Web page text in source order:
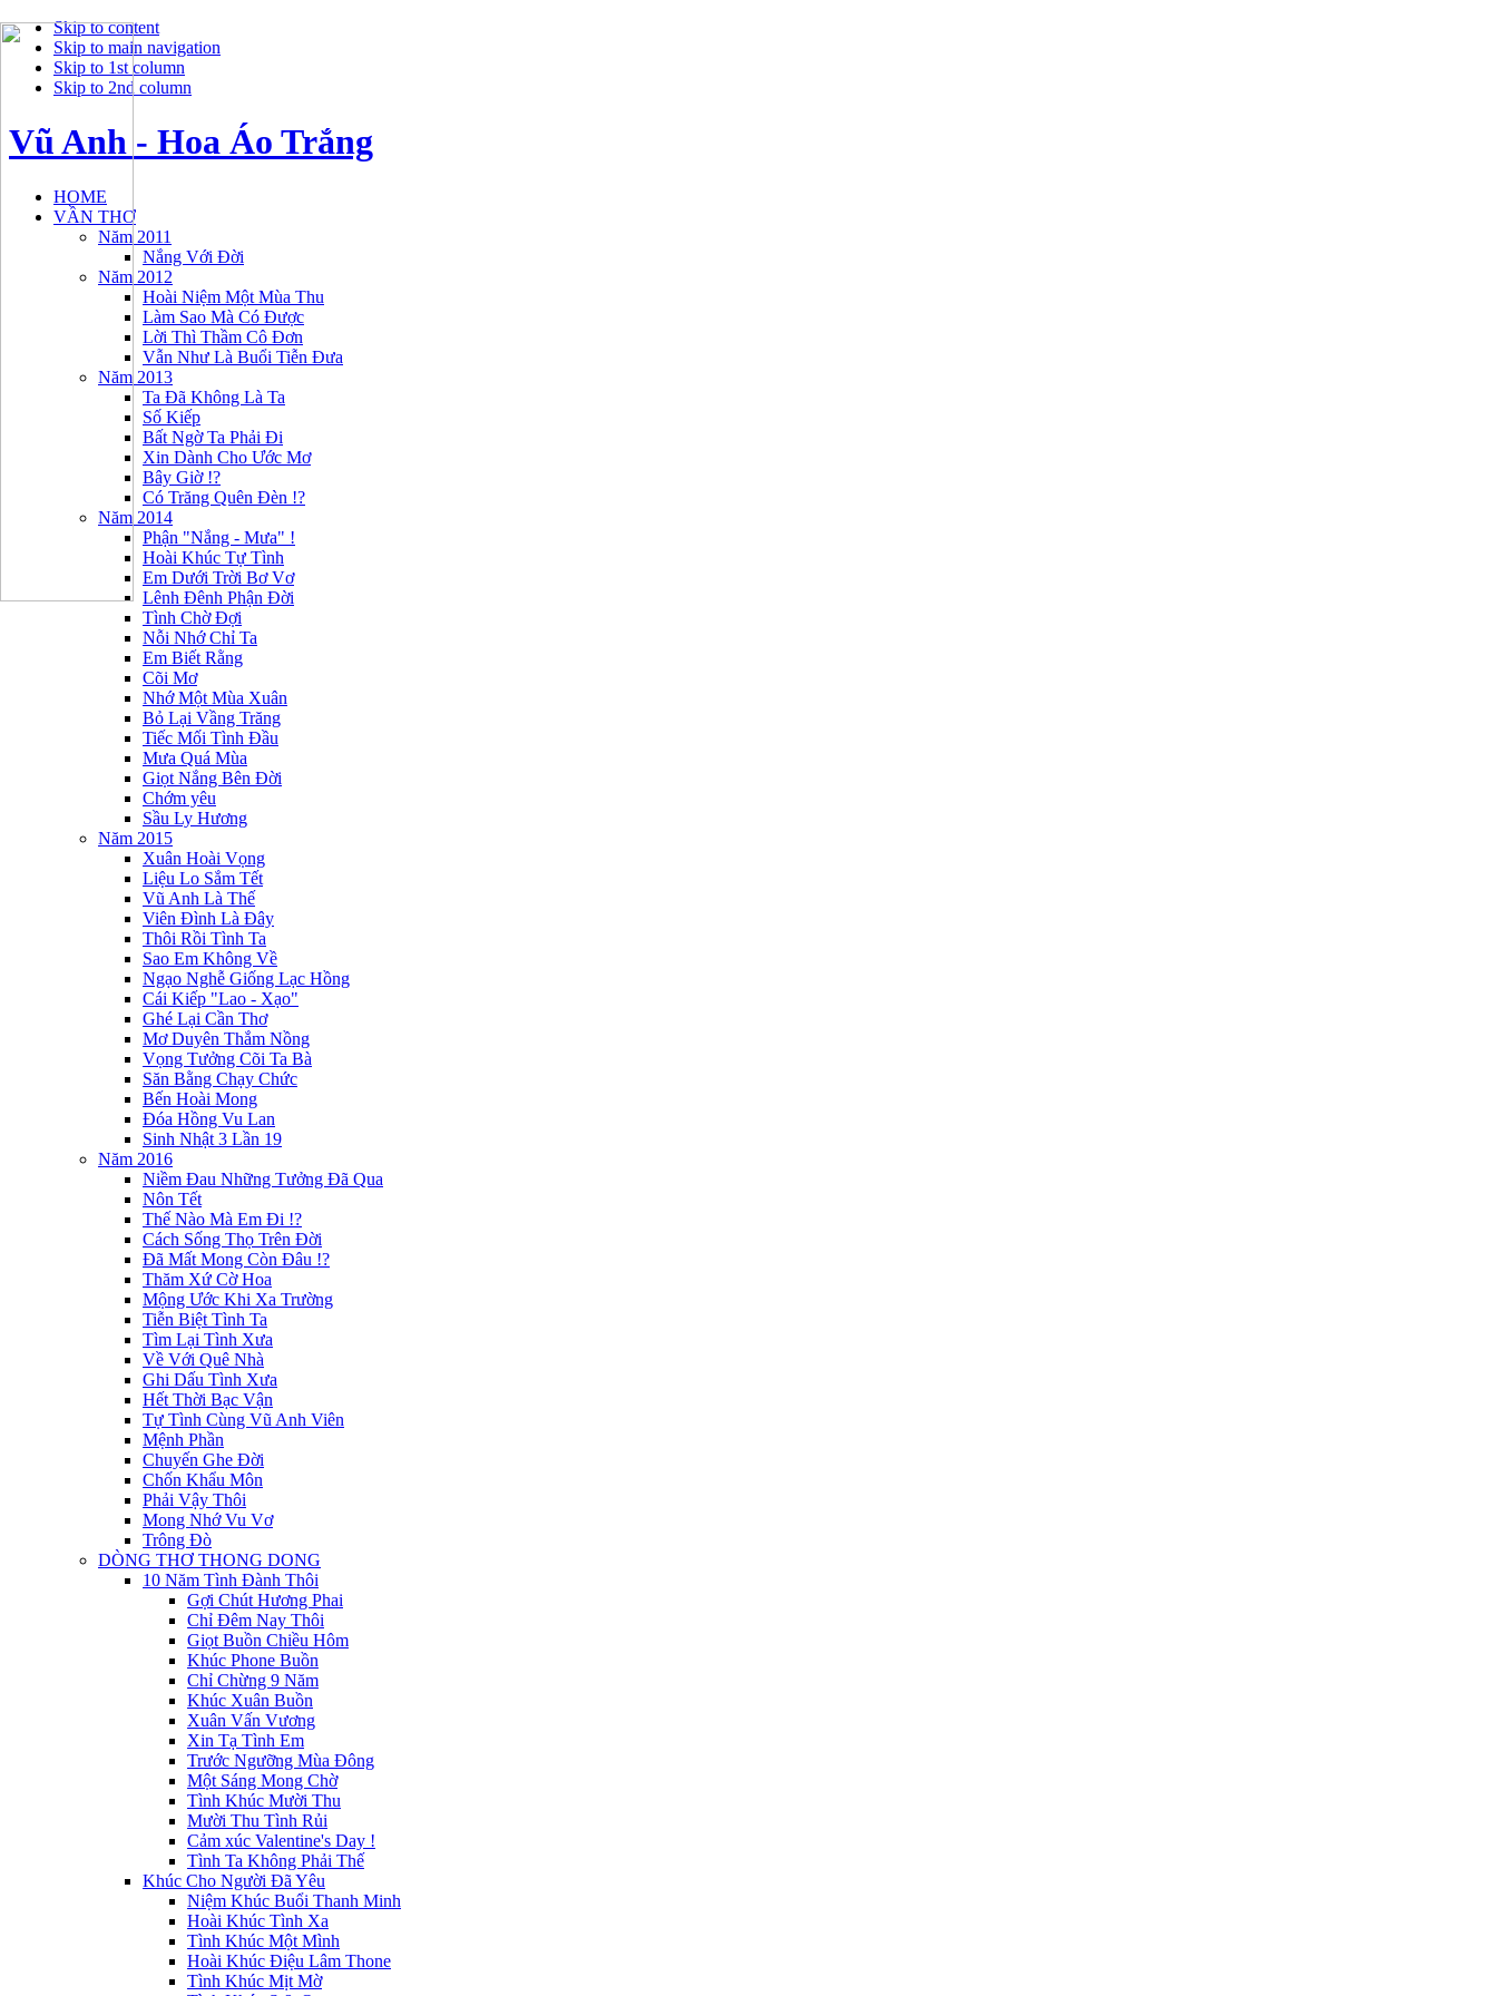
Skip to content
Skip to main navigation
Skip to 1st column
Skip to 2nd column
Vũ Anh - Hoa Áo Trắng
HOME
VẦN THƠ
Năm 2011
Nắng Với Đời
Năm 2012
Hoài Niệm Một Mùa Thu
Làm Sao Mà Có Được
Lời Thì Thầm Cô Đơn
Vẫn Như Là Buổi Tiễn Đưa
Năm 2013
Ta Đã Không Là Ta
Số Kiếp
Bất Ngờ Ta Phải Đi
Xin Dành Cho Ước Mơ
Bây Giờ !?
Có Trăng Quên Đèn !?
Năm 2014
Phận "Nắng - Mưa" !
Hoài Khúc Tự Tình
Em Dưới Trời Bơ Vơ
Lênh Đênh Phận Đời
Tình Chờ Đợi
Nỗi Nhớ Chỉ Ta
Em Biết Rằng
Cõi Mơ
Nhớ Một Mùa Xuân
Bỏ Lại Vầng Trăng
Tiếc Mối Tình Đầu
Mưa Quá Mùa
Giọt Nắng Bên Đời
Chớm yêu
Sầu Ly Hương
Năm 2015
Xuân Hoài Vọng
Liệu Lo Sắm Tết
Vũ Anh Là Thế
Viên Đình Là Đây
Thôi Rồi Tình Ta
Sao Em Không Về
Ngạo Nghễ Giống Lạc Hồng
Cái Kiếp "Lao - Xạo"
Ghé Lại Cần Thơ
Mơ Duyên Thắm Nồng
Vọng Tưởng Cõi Ta Bà
Săn Bằng Chạy Chức
Bến Hoài Mong
Đóa Hồng Vu Lan
Sinh Nhật 3 Lần 19
Năm 2016
Niềm Đau Những Tưởng Đã Qua
Nôn Tết
Thế Nào Mà Em Đi !?
Cách Sống Thọ Trên Đời
Đã Mất Mong Còn Đâu !?
Thăm Xứ Cờ Hoa
Mộng Ước Khi Xa Trường
Tiễn Biệt Tình Ta
Tìm Lại Tình Xưa
Về Với Quê Nhà
Ghi Dấu Tình Xưa
Hết Thời Bạc Vận
Tự Tình Cùng Vũ Anh Viên
Mệnh Phần
Chuyến Ghe Đời
Chốn Khẩu Môn
Phải Vậy Thôi
Mong Nhớ Vu Vơ
Trông Đò
DÒNG THƠ THONG DONG
10 Năm Tình Đành Thôi
Gợi Chút Hương Phai
Chỉ Đêm Nay Thôi
Giọt Buồn Chiều Hôm
Khúc Phone Buồn
Chỉ Chừng 9 Năm
Khúc Xuân Buồn
Xuân Vấn Vương
Xin Tạ Tình Em
Trước Ngưỡng Mùa Đông
Một Sáng Mong Chờ
Tình Khúc Mười Thu
Mười Thu Tình Rủi
Cảm xúc Valentine's Day !
Tình Ta Không Phải Thế
Khúc Cho Người Đã Yêu
Niệm Khúc Buổi Thanh Minh
Hoài Khúc Tình Xa
Tình Khúc Một Mình
Hoài Khúc Điệu Lâm Thone
Tình Khúc Mịt Mờ